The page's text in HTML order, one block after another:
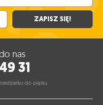
ZAPISZ SIĘ!
nas
31
do piątku